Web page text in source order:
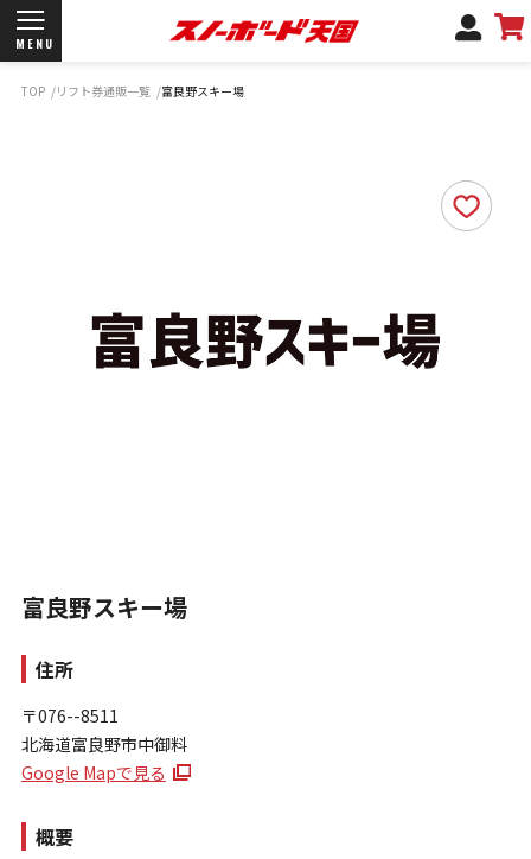
MENU
サポートデスク
弊社名義の郵便について
お問い合わせ
特定商取引法に基づく表示
TOP リフト券通販一覧 富良野スキー場
富良野スキー場
住所
〒076--8511
北海道富良野市中御料
Google Mapで見る
概要